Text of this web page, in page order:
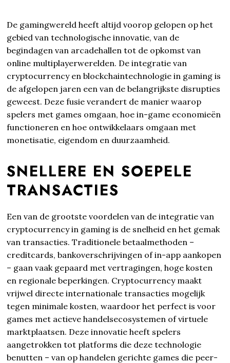
De gamingwereld heeft altijd voorop gelopen op het
gebied van technologische innovatie, van de
begindagen van arcadehallen tot de opkomst van
online multiplayerwerelden. De integratie van
cryptocurrency en blockchaintechnologie in gaming is
de afgelopen jaren een van de belangrijkste disrupties
geweest. Deze fusie verandert de manier waarop
spelers met games omgaan, hoe in-game economieën
functioneren en hoe ontwikkelaars omgaan met
monetisatie, eigendom en duurzaamheid.
SNELLERE EN SOEPELE
TRANSACTIES
Een van de grootste voordelen van de integratie van
cryptocurrency in gaming is de snelheid en het gemak
van transacties. Traditionele betaalmethoden –
creditcards, bankoverschrijvingen of in-app aankopen
– gaan vaak gepaard met vertragingen, hoge kosten
en regionale beperkingen. Cryptocurrency maakt
vrijwel directe internationale transacties mogelijk
tegen minimale kosten, waardoor het perfect is voor
games met actieve handelsecosystemen of virtuele
marktplaatsen. Deze innovatie heeft spelers
aangetrokken tot platforms die deze technologie
benutten – van op handelen gerichte games die peer-